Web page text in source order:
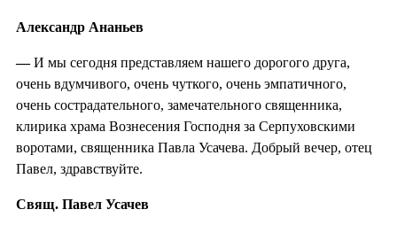
Александр Ананьев
—И мы сегодня представляем нашего дорогого друга,
очень вдумчивого, очень чуткого, очень эмпатичного,
очень сострадательного, замечательного священника,
клирика храма Вознесения Господня за Серпуховскими
воротами, священника Павла Усачева. Добрый вечер, отец
Павел, здравствуйте.
Свящ. Павел Усачев